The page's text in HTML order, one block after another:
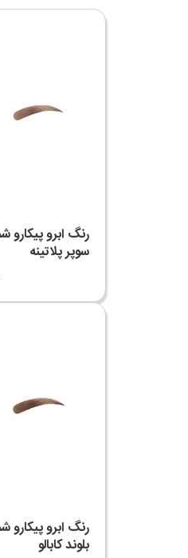
سوپر پلاتینه
بلوند کابالو